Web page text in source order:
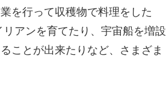
を行って収穫物で料理をした
アンを育てたり、宇宙船を増設
ことが出来たりなど、さまざま